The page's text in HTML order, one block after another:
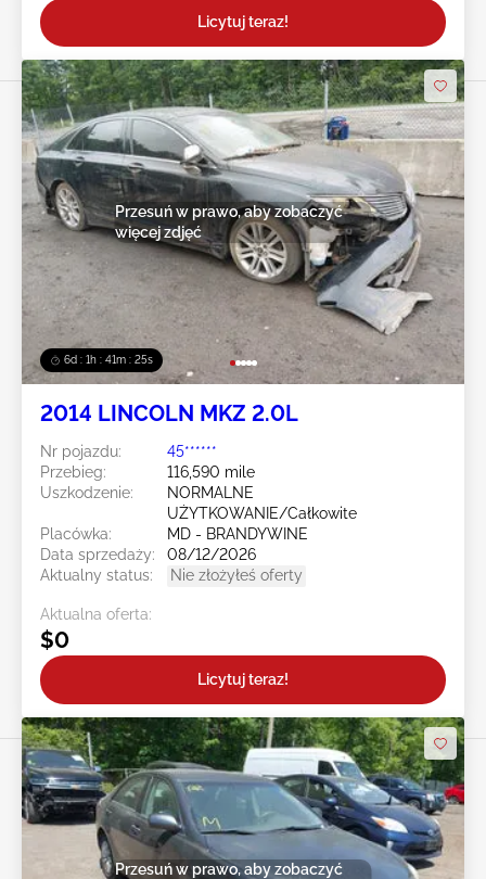
Licytuj teraz!
6d : 1h : 41m : 23s
Przesuń w prawo, aby zobaczyć
więcej zdjęć
2014 LINCOLN MKZ 2.0L
Nr pojazdu:
45******
Przebieg:
116,590 mile
Uszkodzenie:
NORMALNE
UŻYTKOWANIE/Całkowite
Placówka:
MD - BRANDYWINE
Data sprzedaży:
08/12/2026
Aktualny status:
Nie złożyłeś oferty
Aktualna oferta:
$0
Licytuj teraz!
Przesuń w prawo, aby zobaczyć